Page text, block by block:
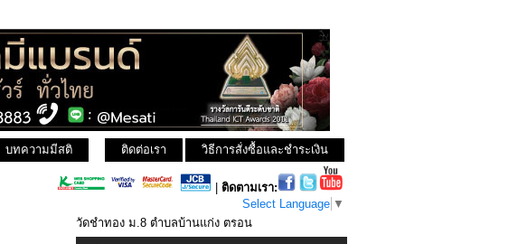
บทความมีสติ วิธีการสั่งซื้อและชำระเงิน
ติดต่อเรา
ติดตามเรา:
Select Language ▼
วัดชำทอง ม.8 ตำบลบ้านแก่ง ตรอน